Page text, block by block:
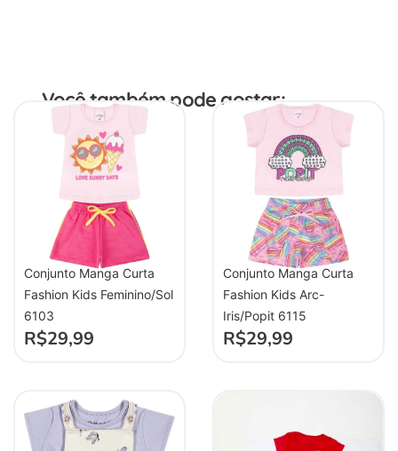
Você também pode gostar:
Conjunto Manga Curta
Fashion Kids Feminino/Sol
6103
R$29,99
Conjunto Manga Curta
Fashion Kids Arc-
Iris/Popit 6115
R$29,99